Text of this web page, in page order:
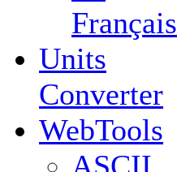
Français
Units
Converter
WebTools